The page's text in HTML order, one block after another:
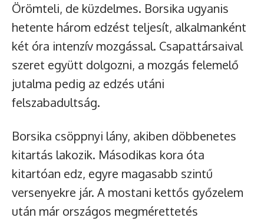
Örömteli, de küzdelmes. Borsika ugyanis
hetente három edzést teljesít, alkalmanként
két óra intenzív mozgással. Csapattársaival
szeret együtt dolgozni, a mozgás felemelő
jutalma pedig az edzés utáni
felszabadultság.
Borsika csöppnyi lány, akiben döbbenetes
kitartás lakozik. Másodikas kora óta
kitartóan edz, egyre magasabb szintű
versenyekre jár. A mostani kettős győzelem
után már országos megmérettetés